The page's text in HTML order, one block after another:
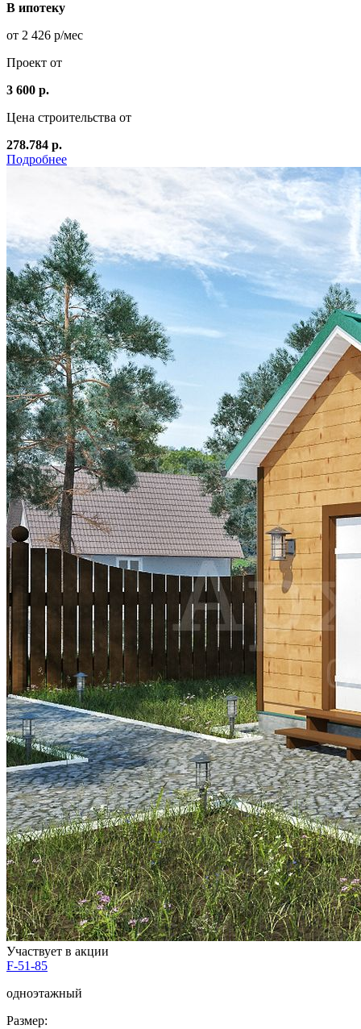
В ипотеку
от 2 426 р/мес
Проект от
3 600 р.
Цена строительства от
278.784 р.
Подробнее
Участвует в акции
F-51-85
одноэтажный
Размер: